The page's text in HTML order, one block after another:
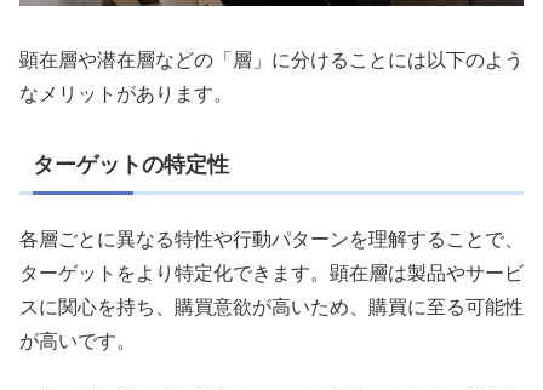
顕在層や潜在層などの「層」に分けることには以下のよう
なメリットがあります。
ターゲットの特定性
各層ごとに異なる特性や行動パターンを理解することで、
ターゲットをより特定化できます。顕在層は製品やサービ
スに関心を持ち、購買意欲が高いため、購買に至る可能性
が高いです。